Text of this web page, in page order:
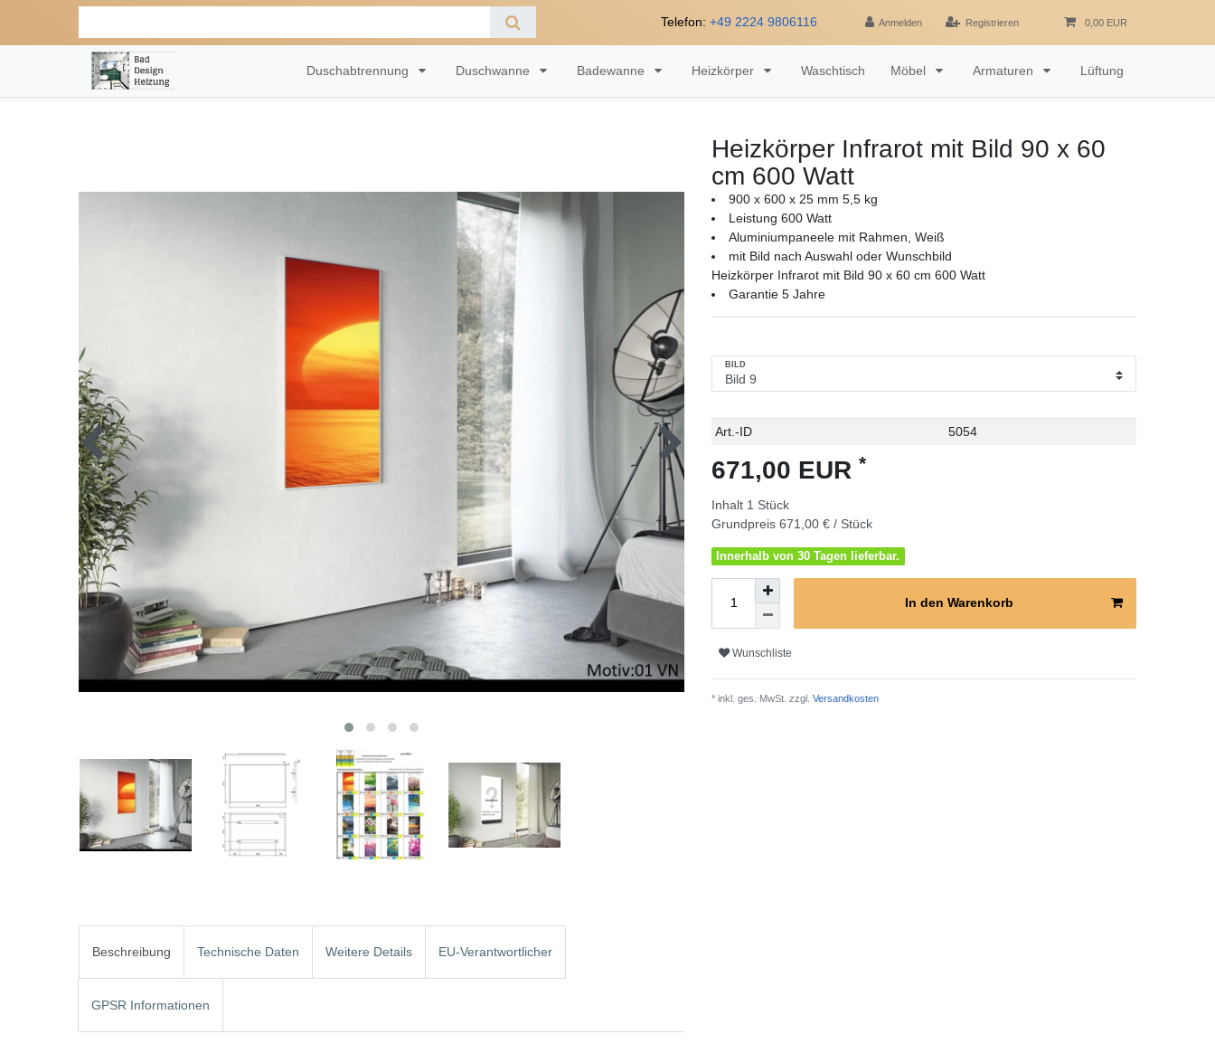
Telefon: +49 2224 9806116 Anmelden Registrieren 0,00 EUR
Duschabtrennung Duschwanne Badewanne Heizkörper Waschtisch Möbel Armaturen Lüftung
Heizkörper Infrarot mit Bild 90 x 60
cm 600 Watt
900 x 600 x 25 mm 5,5 kg
Leistung 600 Watt
Aluminiumpaneele mit Rahmen, Weiß
mit Bild nach Auswahl oder Wunschbild
Heizkörper Infrarot mit Bild 90 x 60 cm 600 Watt
Garantie 5 Jahre
BILD
Technisches
Wert
Art.-ID 5054
671,00 EUR *
Inhalt 1 Stück
Grundpreis 671,00 € / Stück
Innerhalb von 30 Tagen lieferbar.
In den Warenkorb
Wunschliste
* inkl. ges. MwSt. zzgl. Versandkosten
Beschreibung Technische Daten Weitere Details EU-Verantwortlicher
GPSR Informationen